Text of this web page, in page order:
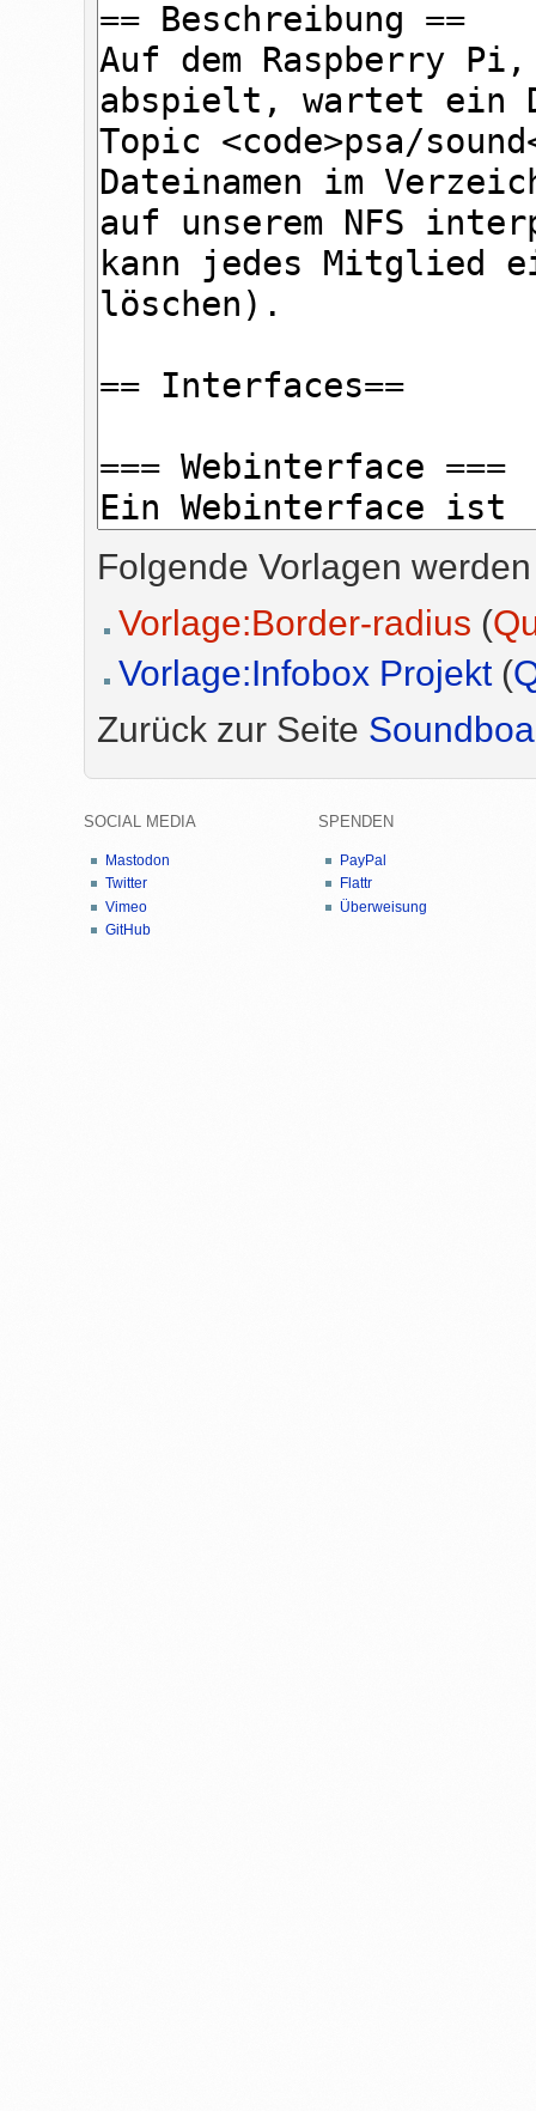
Folgende Vorlagen
Vorlage:Border-radius (
Vorlage:Infobox Projekt(
Zurück zur Seite
SOCIAL MEDIA
Mastodon
Twitter
Vimeo
GitHub
SPENDEN
PayPal
Flattr
Überweisung